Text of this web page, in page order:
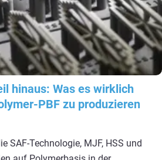
hinaus: Was es wirklich
PBF zu produzieren
SAF-Technologie, MJF, HSS und